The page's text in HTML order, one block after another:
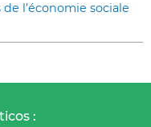
de l’économie sociale
: